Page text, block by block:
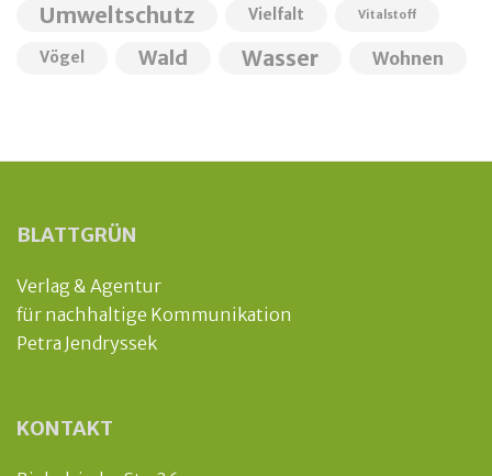
Umweltschutz Vielfalt Vitalstoff
Vögel Wald Wasser Wohnen
BLATTGRÜN
Verlag & Agentur
für nachhaltige Kommunikation
Petra Jendryssek
KONTAKT